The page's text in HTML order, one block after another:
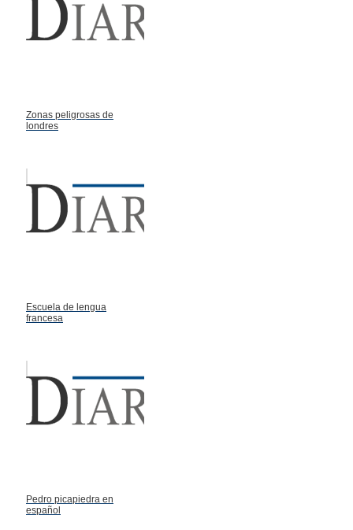
Zonas peligrosas de
londres
Escuela de lengua
francesa
Pedro picapiedra en
español